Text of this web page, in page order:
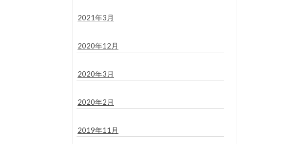
2021年3月
2020年12月
2020年3月
2020年2月
2019年11月